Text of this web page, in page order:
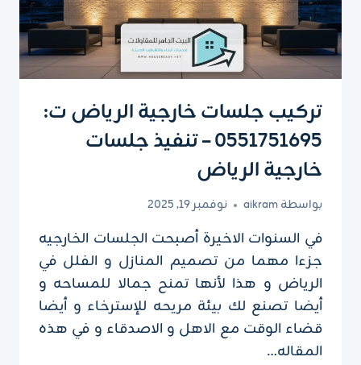
على
سيراميك
تركيب جلسات خارجية الرياض ت:
0551751695 – تنفيذ جلسات
خارجية الرياض
بواسطةaikram نوفمبر 19, 2025
في السنوات الاخيرة أصبحت الجلسات الخارجيه
جزءا مهما من تصميم المنازل و الفلل في
الرياض و هذا لأنها تمنح جمالا للمساحه و
أيضا تصنع لك بيئة مريحه للإسترخاء و أيضا
قضاء الوقت مع الاهل و الاصدقاء و في هذه
المقاله…